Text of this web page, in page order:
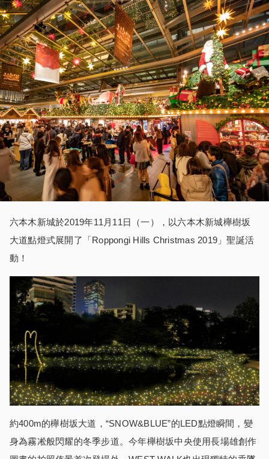
六本木新城於2019年11 月 11日（一），以六本木新城櫸樹坂
大道點燈式展開了「Roppongi Hills Christmas 2019 」聖誕活
動！
約400m的櫸樹坂大道，“SNOW&BLUE”的LED點燈瞬間，變
身為霧凇般閃耀的冬季步道。今年櫸樹坂中央使用長場雄創作